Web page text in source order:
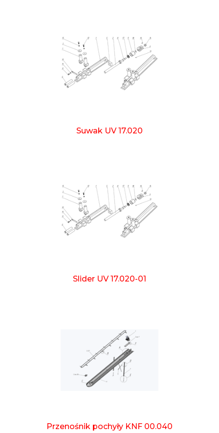
Suwak UV 17.020
Slider UV 17.020-01
Przenośnik pochyły KNF 00.040